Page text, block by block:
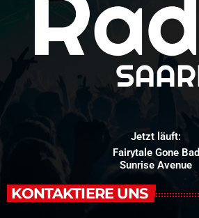
Jetzt läuft:
Fairytale Gone Bad
Sunrise Avenue
KONTAKTIERE UNS